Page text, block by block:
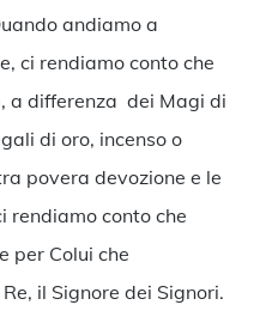
andiamo a
ci rendiamo conto che
a differenza dei Magi di
di oro, incenso o
povera devozione e le
rendiamo conto che
per Colui che
il Signore dei Signori.